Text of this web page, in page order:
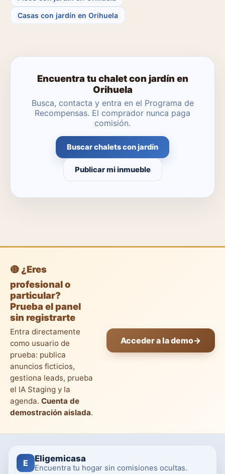
Casas con jardín en Orihuela
Encuentra tu chalet con jardín en
Orihuela
Busca, contacta y entra en el Programa de
Recompensas. El comprador nunca paga
comisión.
Buscar chalets con jardín
Publicar mi inmueble
🟡 ¿Eres
profesional o
particular?
Prueba el panel
sin registrarte
Entra directamente
como usuario de
prueba: publica
anuncios ficticios,
gestiona leads, prueba
el IA Staging y la
agenda. Cuenta de
demostración aislada.
Acceder a la demo→
E Eligemicasa
Encuentra tu hogar sin comisiones ocultas.